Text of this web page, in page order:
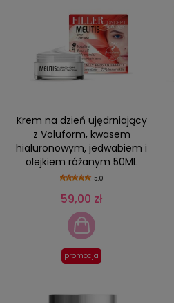
Krem na dzień ujędrniający
z Voluform, kwasem
hialuronowym, jedwabiem i
olejkiem różanym 50ML
5.0
59,00 zł
promocja